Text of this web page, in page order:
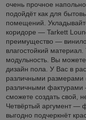
очень прочное
подойдёт как для
помещений.
коридоре ― Tarkett
преимущество ―
влагостойкий
модульность. Вы
дизайн пола. У Вас в
различными размерами
различными
сможете создать свой,
Четвёртый аргумент ―
выгодно подчеркнёт